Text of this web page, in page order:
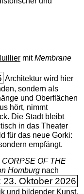
mit ­Membrane
Architektur wird hier
sondern als
und Oberflächen
hört, nimmt
Die Stadt bleibt
in das Theater
für das neue Gorki:
empfängt.
OF THE
Homburgnach
23. Oktober 2026
und bildender Kunst.